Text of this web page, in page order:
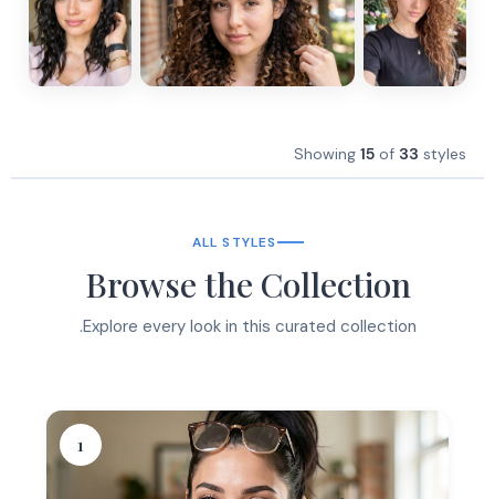
Showing 15 of 33 styles
ALL STYLES
Browse the Collection
Explore every look in this curated collection.
1